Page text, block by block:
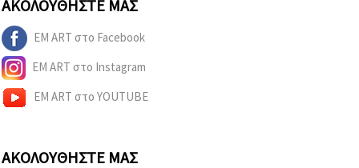
ΑΚΟΛΟΥΘΉΣΤΕ ΜΑΣ
EM ART στο Facebook
EM ART στο Instagram
EM ART στο YOUTUBE
ΑΚΟΛΟΥΘΉΣΤΕ ΜΑΣ